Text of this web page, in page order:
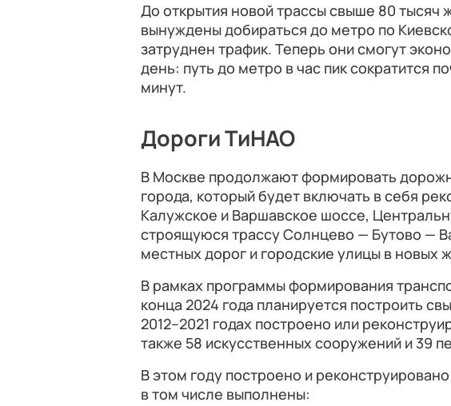
До открытия новой трассы свыше 80 тысяч
вынуждены добираться до метро по
затруднен трафик. Теперь они смогут
день: путь до метро в час пик сократится
минут.
Дороги ТиНАО
В Москве продолжают формировать
города, который будет включать в себя
Калужское и Варшавское шоссе,
строящуюся трассу Солнцево — Бутово —
местных дорог и городские улицы в новых
В рамках программы формирования
конца 2024 года планируется построить
2012–2021 годах построено или
также 58 искусственных сооружений и 39
В этом году построено и
в том числе выполнены: